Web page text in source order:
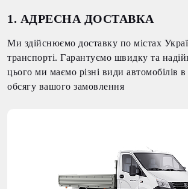
1. АДРЕСНА ДОСТАВКА
Ми здійснюємо доставку по містах
транспорті. Гарантуємо швидку та
цього ми маємо різні види автомобілів в
обсягу вашого замовлення